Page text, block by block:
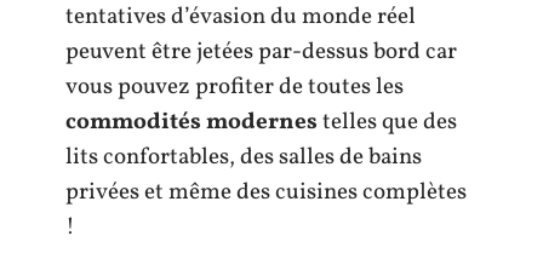
tentatives d’évasion du monde réel
peuvent être jetées par-dessus bord car
vous pouvez profiter de toutes les
commodités modernestelles que des
lits confortables, des salles de bains
privées et même des cuisines complètes
!